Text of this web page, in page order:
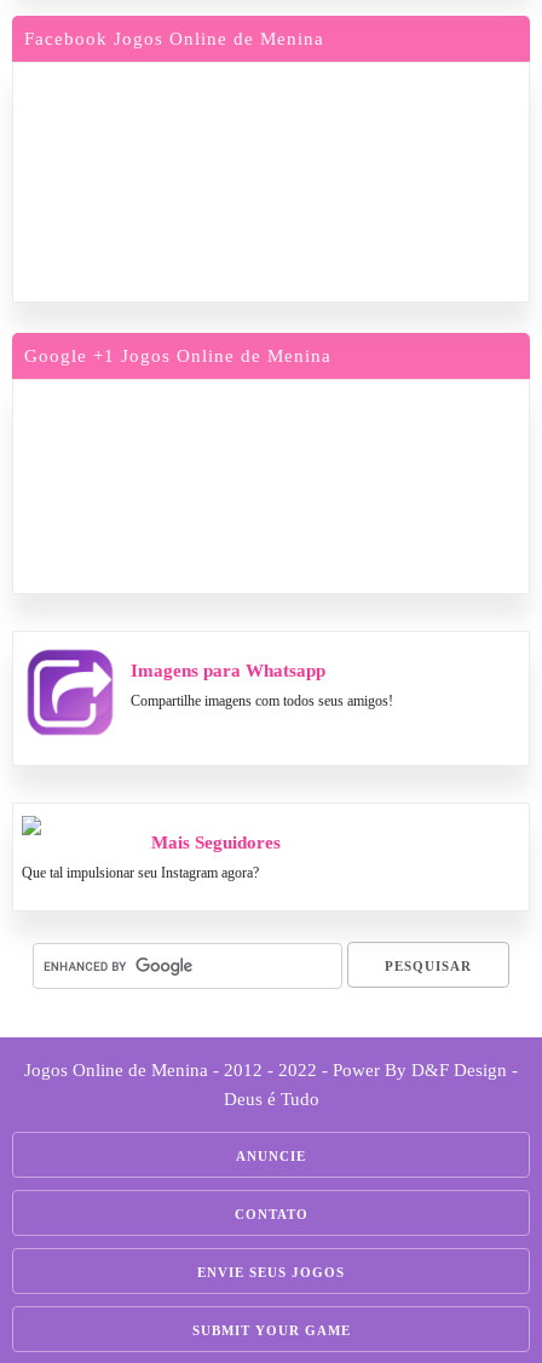
Facebook Jogos Online de Menina
Google +1 Jogos Online de Menina
Imagens para Whatsapp
Compartilhe imagens com todos seus amigos!
Mais Seguidores
Que tal impulsionar seu Instagram agora?
Jogos Online de Menina - 2012 - 2022 - Power By D&F Design -
Deus é Tudo
ANUNCIE
CONTATO
ENVIE SEUS JOGOS
SUBMIT YOUR GAME